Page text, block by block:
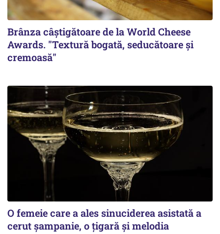
Brânza câștigătoare de la World Cheese
Awards. "Textură bogată, seducătoare și
cremoasă"
O femeie care a ales sinuciderea asistată a
cerut șampanie, o țigară și melodia